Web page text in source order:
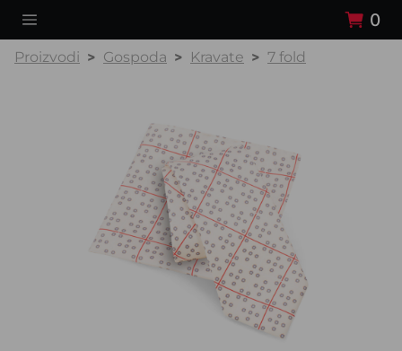
0
Proizvodi Gospoda Kravate 7 fold